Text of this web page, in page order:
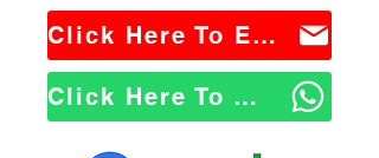
Click Here To Email Us
Click Here To WhatsApp Us